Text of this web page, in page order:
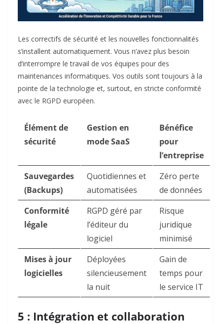
Les correctifs de sécurité et les nouvelles fonctionnalités
s’installent automatiquement. Vous n’avez plus besoin
d’interrompre le travail de vos équipes pour des
maintenances informatiques. Vos outils sont toujours à la
pointe de la technologie et, surtout, en stricte conformité
avec le RGPD européen.
Élément de
sécurité
Gestion en
mode SaaS
Bénéfice
pour
l’entreprise
Sauvegardes
(Backups)
Quotidiennes et
automatisées
Zéro perte
de données
Conformité
légale
RGPD géré par
l’éditeur du
logiciel
Risque
juridique
minimisé
Mises à jour
logicielles
Déployées
silencieusement
la nuit
Gain de
temps pour
le service IT
5 : Intégration et collaboration